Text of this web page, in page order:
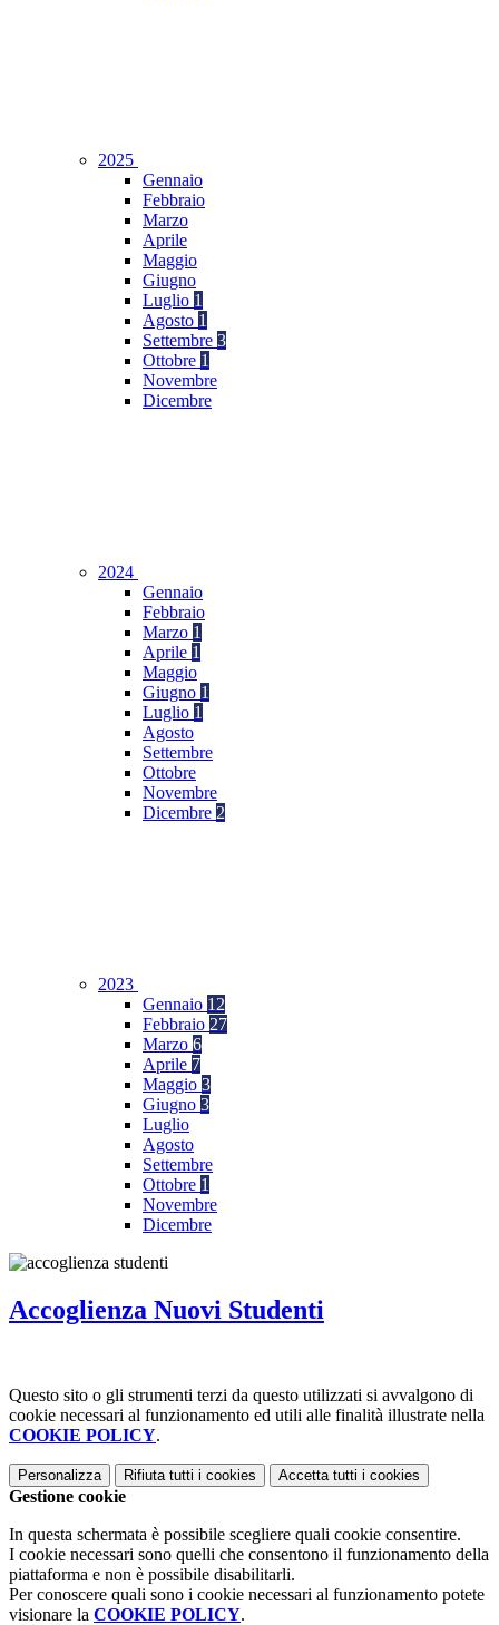
2025
Gennaio
Febbraio
Marzo
Aprile
Maggio
Giugno
Luglio 1
Agosto 1
Settembre 3
Ottobre 1
Novembre
Dicembre
2024
Gennaio
Febbraio
Marzo 1
Aprile 1
Maggio
Giugno 1
Luglio 1
Agosto
Settembre
Ottobre
Novembre
Dicembre 2
2023
Gennaio 12
Febbraio 27
Marzo 6
Aprile 7
Maggio 3
Giugno 3
Luglio
Agosto
Settembre
Ottobre 1
Novembre
Dicembre
Accoglienza Nuovi Studenti
Questo sito o gli strumenti terzi da questo utilizzati si avvalgono di
cookie necessari al funzionamento ed utili alle finalità illustrate nella
COOKIE POLICY.
Personalizza Rifiuta tutti i cookies Accetta tutti i cookies
Gestione cookie
In questa schermata è possibile scegliere quali cookie consentire.
I cookie necessari sono quelli che consentono il funzionamento della
piattaforma e non è possibile disabilitarli.
Per conoscere quali sono i cookie necessari al funzionamento potete
visionare la COOKIE POLICY.